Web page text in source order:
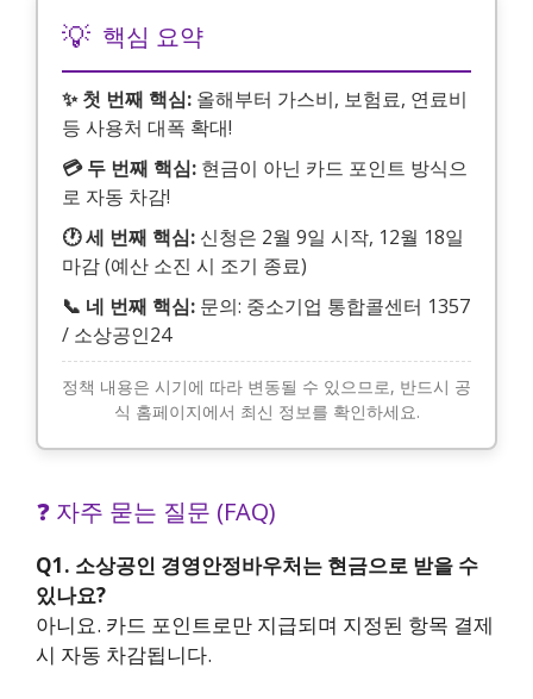
💡 핵심 요약
✨ 첫 번째 핵심: 올해부터 가스비, 보험료, 연료비
등 사용처 대폭 확대!
💳 두 번째 핵심: 현금이 아닌 카드 포인트 방식으
로 자동 차감!
🕐 세 번째 핵심: 신청은 2월 9일 시작, 12월 18일
마감 (예산 소진 시 조기 종료)
📞 네 번째 핵심: 문의: 중소기업 통합콜센터 1357
/ 소상공인24
정책 내용은 시기에 따라 변동될 수 있으므로, 반드시 공
식 홈페이지에서 최신 정보를 확인하세요.
❓ 자주 묻는 질문 (FAQ)
Q1. 소상공인 경영안정바우처는 현금으로 받을 수
있나요?
아니요. 카드 포인트로만 지급되며 지정된 항목 결제
시 자동 차감됩니다.